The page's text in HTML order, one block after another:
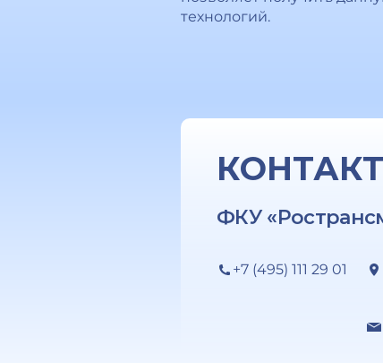
технологий.
ФКУ
+7 (495) 111 29 01